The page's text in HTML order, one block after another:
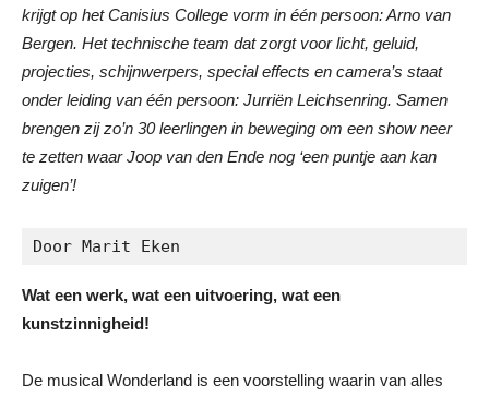
krijgt op het Canisius College vorm in één persoon: Arno van
Bergen. Het technische team dat zorgt voor licht, geluid,
projecties, schijnwerpers, special effects en camera’s staat
onder leiding van één persoon: Jurriën Leichsenring. Samen
brengen zij zo’n 30 leerlingen in beweging om een show neer
te zetten waar Joop van den Ende nog ‘een puntje aan kan
zuigen’!
Door Marit Eken
Wat een werk, wat een uitvoering, wat een
kunstzinnigheid!
De musical Wonderland is een voorstelling waarin van alles